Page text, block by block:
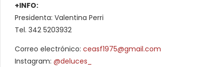
+INFO:
Presidenta: Valentina Perri
Tel. 342 5203932
Correo electrónico: ceasf1975@gmail.com
Instagram: @deluces_